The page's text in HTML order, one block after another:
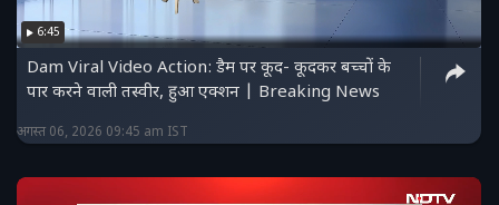
6:45
Dam Viral Video Action: डैम पर कूद- कूदकर बच्चों के
पार करने वाली तस्वीर, हुआ एक्शन | Breaking News
अगस्त 06, 2026 09:45 am IST